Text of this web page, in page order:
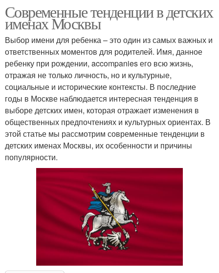
Современные тенденции в детских
именах Москвы
Выбор имени для ребенка – это один из самых важных и
ответственных моментов для родителей. Имя, данное
ребенку при рождении, accompanies его всю жизнь,
отражая не только личность, но и культурные,
социальные и исторические контексты. В последние
годы в Москве наблюдается интересная тенденция в
выборе детских имен, которая отражает изменения в
общественных предпочтениях и культурных ориентах. В
этой статье мы рассмотрим современные тенденции в
детских именах Москвы, их особенности и причины
популярности.